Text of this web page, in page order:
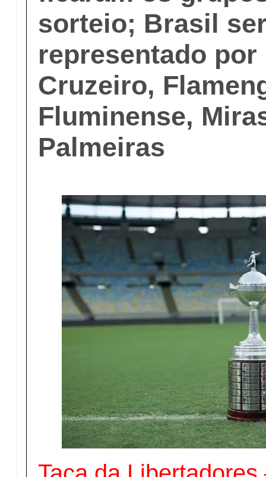
sorteio; Brasil
representado
Cruzeiro,
Fluminense,
Palmeiras